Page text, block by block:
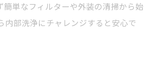
簡単なフィルターや外装の清掃から始
内部洗浄にチャレンジすると安心で